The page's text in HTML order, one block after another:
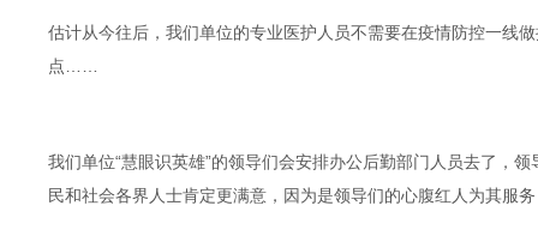
估计从今往后，我们单位的专业医护人员不需要在疫情防控一线
点……
我们单位“慧眼识英雄”的领导们会安排办公后勤部门人员去了，
民和社会各界人士肯定更满意，因为是领导们的心腹红人为其服